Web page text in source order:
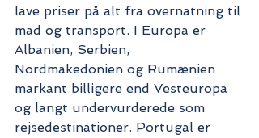
lave priser på alt fra overnatning til
mad og transport. I Europa er
Albanien, Serbien,
Nordmakedonien og Rumænien
markant billigere end Vesteuropa
og langt undervurderede som
rejsedestinationer. Portugal er